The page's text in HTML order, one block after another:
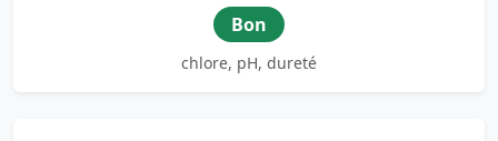
Bon
chlore, pH, dureté